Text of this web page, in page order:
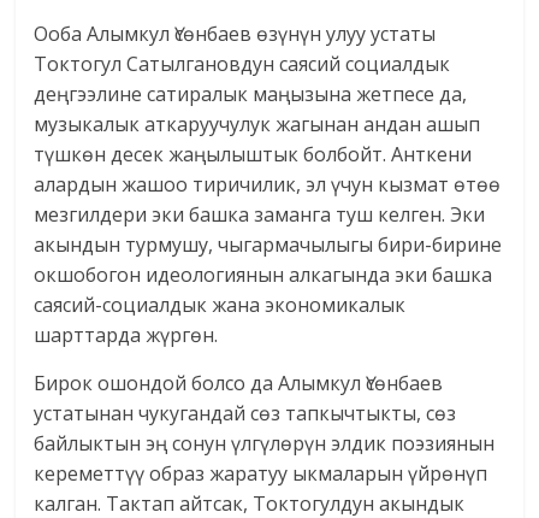
Ооба Алымкул Үсөнбаев өзүнүн улуу устаты
Токтогул Сатылгановдун саясий социалдык
деңгээлине сатиралык маңызына жетпесе да,
музыкалык аткаруучулук жагынан андан ашып
түшкөн десек жаңылыштык болбойт. Анткени
алардын жашоо тиричилик, эл үчун кызмат өтөө
мезгилдери эки башка заманга туш келген. Эки
акындын турмушу, чыгармачылыгы бири-бирине
окшобогон идеологиянын алкагында эки башка
саясий-социалдык жана экономикалык
шарттарда жүргөн.
Бирок ошондой болсо да Алымкул Үсөнбаев
устатынан чукугандай сөз тапкычтыкты, сөз
байлыктын эң сонун үлгүлөрүн элдик поэзиянын
кереметтүү образ жаратуу ыкмаларын үйрөнүп
калган. Тактап айтсак, Токтогулдун акындык